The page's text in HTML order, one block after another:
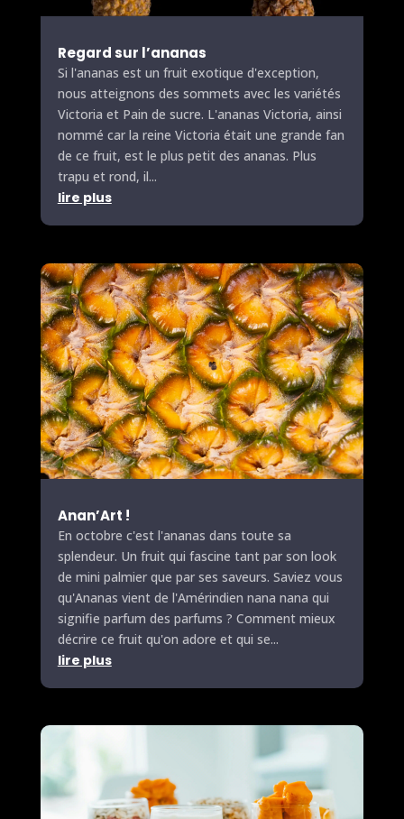
Regard sur l’ananas
Si l'ananas est un fruit exotique d'exception,
nous atteignons des sommets avec les variétés
Victoria et Pain de sucre. L'ananas Victoria, ainsi
nommé car la reine Victoria était une grande fan
de ce fruit, est le plus petit des ananas. Plus
trapu et rond, il...
lire plus
Anan’Art !
En octobre c'est l'ananas dans toute sa
splendeur. Un fruit qui fascine tant par son look
de mini palmier que par ses saveurs. Saviez vous
qu'Ananas vient de l'Amérindien nana nana qui
signifie parfum des parfums ? Comment mieux
décrire ce fruit qu'on adore et qui se...
lire plus